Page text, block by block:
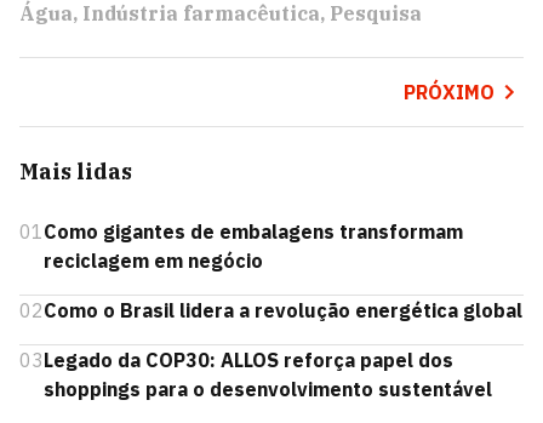
Água Indústria farmacêutica Pesquisa
PRÓXIMO
Mais lidas
01Como gigantes de embalagens transformam
reciclagem em negócio
02Como o Brasil lidera a revolução energética global
03Legado da COP30: ALLOS reforça papel dos
shoppings para o desenvolvimento sustentável